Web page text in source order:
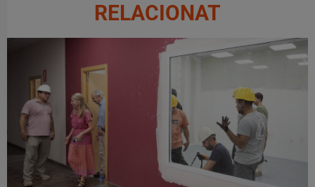
RELACIONAT